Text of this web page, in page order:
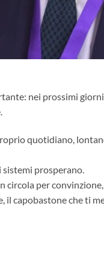
nei prossimi
quotidiano,
prosperano.
circola per
il capobastone che ti